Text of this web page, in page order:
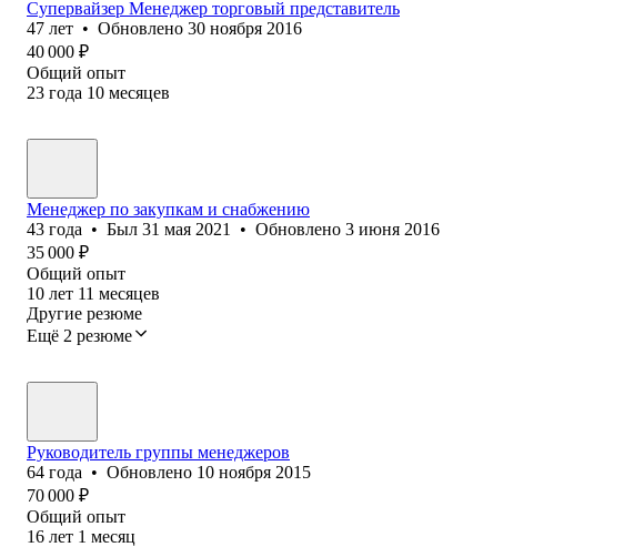
Супервайзер Менеджер торговый представитель
47 лет • Обновлено 30 ноября 2016
40 000 ₽
Общий опыт
23 года 10 месяцев
Менеджер по закупкам и снабжению
43 года • Был 31 мая 2021 • Обновлено 3 июня 2016
35 000 ₽
Общий опыт
10 лет 11 месяцев
Другие резюме
Ещё 2 резюме
Руководитель группы менеджеров
64 года • Обновлено 10 ноября 2015
70 000 ₽
Общий опыт
16 лет 1 месяц